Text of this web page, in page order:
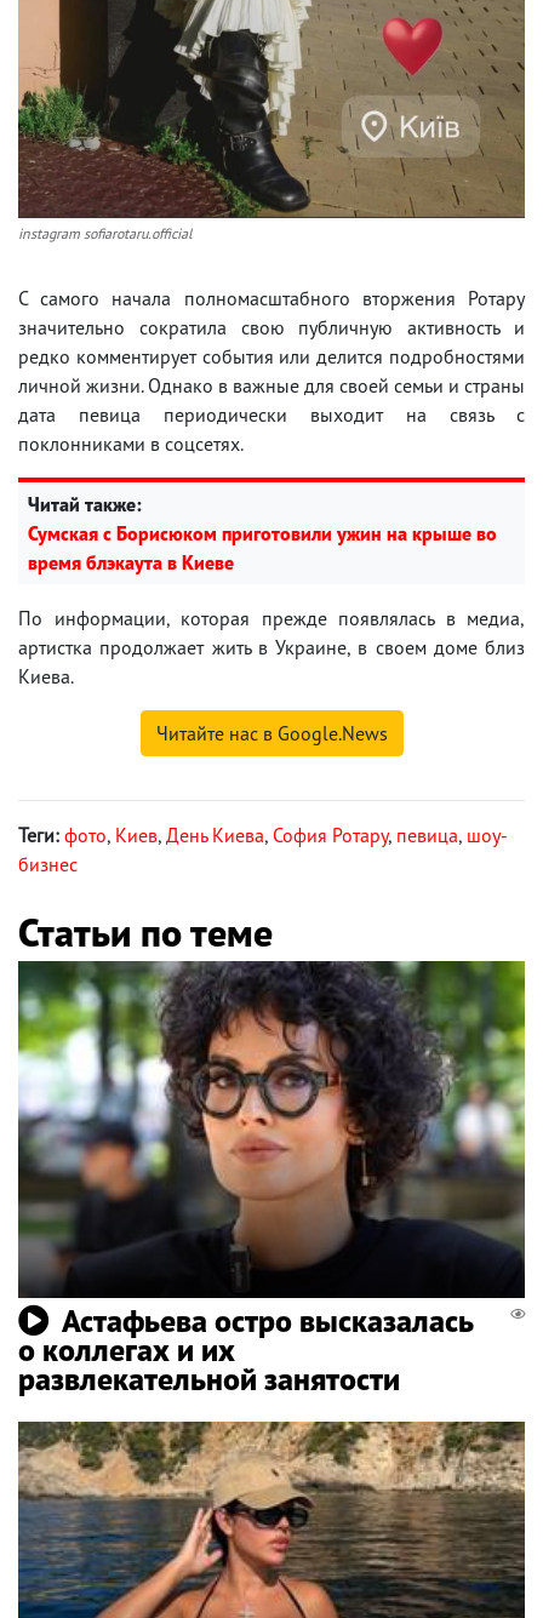
instagram sofiarotaru.official
С самого начала полномасштабного вторжения Ротару
значительно сократила свою публичную активность и
редко комментирует события или делится подробностями
личной жизни. Однако в важные для своей семьи и страны
дата певица периодически выходит на связь с
поклонниками в соцсетях.
Читай также:
Сумская с Борисюком приготовили ужин на крыше во
время блэкаута в Киеве
По информации, которая прежде появлялась в медиа,
артистка продолжает жить в Украине, в своем доме близ
Киева.
Читайте нас в Google.News
Теги: фото, Киев, День Киева, София Ротару, певица, шоу-
бизнес
Статьи по теме
Астафьева остро высказалась
о коллегах и их
развлекательной занятости